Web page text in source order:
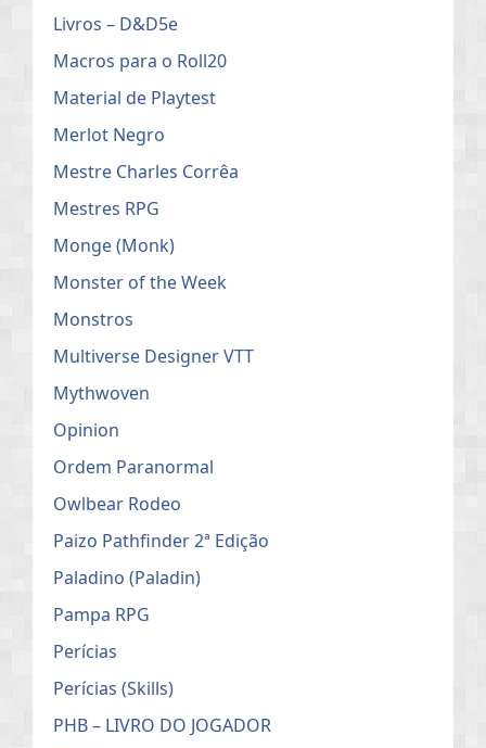
Livros – D&D5e
Macros para o Roll20
Material de Playtest
Merlot Negro
Mestre Charles Corrêa
Mestres RPG
Monge (Monk)
Monster of the Week
Monstros
Multiverse Designer VTT
Mythwoven
Opinion
Ordem Paranormal
Owlbear Rodeo
Paizo Pathfinder 2ª Edição
Paladino (Paladin)
Pampa RPG
Perícias
Perícias (Skills)
PHB – LIVRO DO JOGADOR